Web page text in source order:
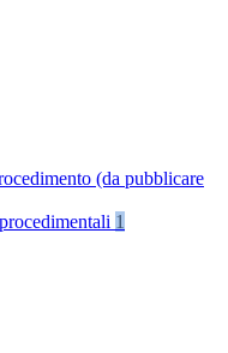
(da pubblicare
1